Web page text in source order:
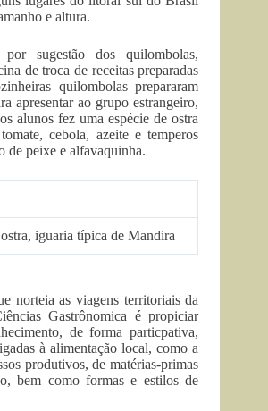
e altura.
sugestão dos quilombolas,
de troca de receitas preparadas
quilombolas prepararam
apresentar ao grupo estrangeiro,
alunos fez uma espécie de ostra
cebola, azeite e temperos
de peixe e alfavaquinha.
iguaria típica de Mandira
norteia as viagens territoriais da
Gastrônomica é propiciar
de forma particpativa,
à alimentação local, como a
produtivos, de matérias-primas
bem como formas e estilos de